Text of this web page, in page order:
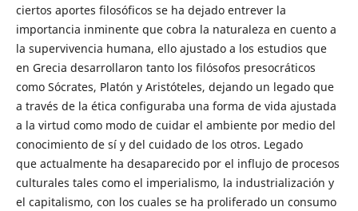
ciertos aportes filosóficos se ha dejado entrever la
importancia inminente que cobra la naturaleza en cuento a
la supervivencia humana, ello ajustado a los estudios que
en Grecia desarrollaron tanto los filósofos presocráticos
como Sócrates, Platón y Aristóteles, dejando un legado que
a través de la ética configuraba una forma de vida ajustada
a la virtud como modo de cuidar el ambiente por medio del
conocimiento de sí y del cuidado de los otros. Legado
que actualmente ha desaparecido por el influjo de procesos
culturales tales como el imperialismo, la industrialización y
el capitalismo, con los cuales se ha proliferado un consumo